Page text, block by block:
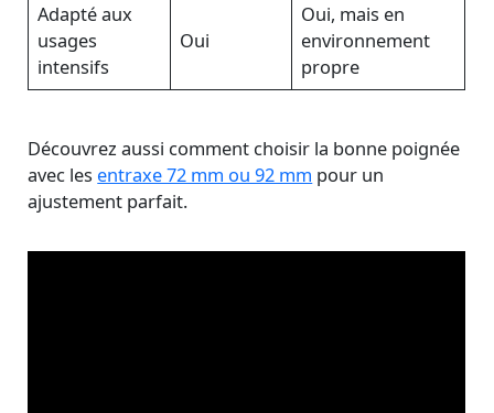
Adapté aux
usages
intensifs
Oui
Oui, mais en
environnement
propre
Découvrez aussi comment choisir la bonne poignée
avec les entraxe 72 mm ou 92 mm pour un
ajustement parfait.